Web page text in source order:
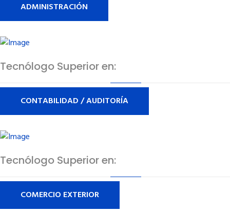
ADMINISTRACIÓN
Tecnólogo Superior en:
CONTABILIDAD / AUDITORÍA
Tecnólogo Superior en:
COMERCIO EXTERIOR